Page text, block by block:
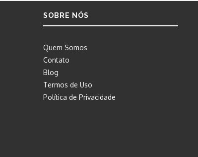
SOBRE NÓS
Quem Somos
Contato
Blog
Termos de Uso
Política de Privacidade